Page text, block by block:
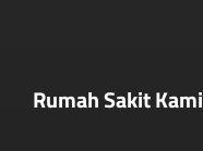
Rumah Sakit Kami